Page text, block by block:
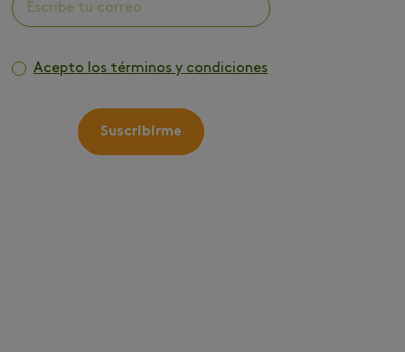
Acepto los términos y condiciones
Suscribirme